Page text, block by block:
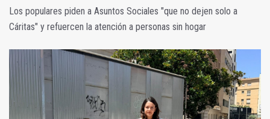
Los populares piden a Asuntos Sociales "que no dejen solo a
Cáritas" y refuercen la atención a personas sin hogar